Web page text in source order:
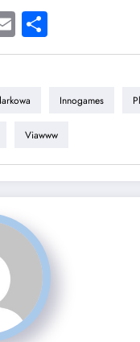
Email
Innogames
Viawww